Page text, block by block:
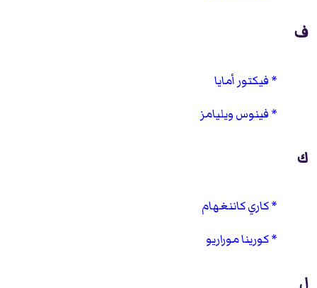
ف
فيكتور أمايا
فينوس ويليامز
ك
كاري كاننغهام
كورينا موراريو